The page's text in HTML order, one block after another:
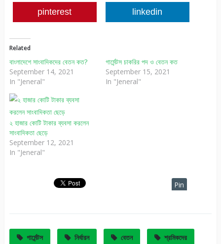
pinterest linkedin
Related
বাংলাদেশে সাংবাদিকদের বেতন কত?
September 14, 2021
In "Jeneral"
গার্মেন্টস চাকরির পদ ও বেতন কত
September 15, 2021
In "Jeneral"
২ হাজার কোটি টাকার ব্যবসা করলেন
সাংবাদিকতা ছেড়ে
September 12, 2021
In "Jeneral"
Pin
গার্মেন্টস নির্ধারন বেতন শ্রমিকদের